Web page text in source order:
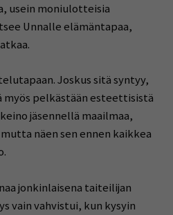
usein moniulotteisia
Unnalle elämäntapaa,
Joskus sitä syntyy,
pelkästään esteettisistä
jäsennellä maailmaa,
näen sen ennen kaikkea
jonkinlaisena taiteilijan
vain vahvistui, kun kysyin